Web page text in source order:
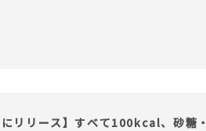
にリリース】すべて100kcal、砂糖・